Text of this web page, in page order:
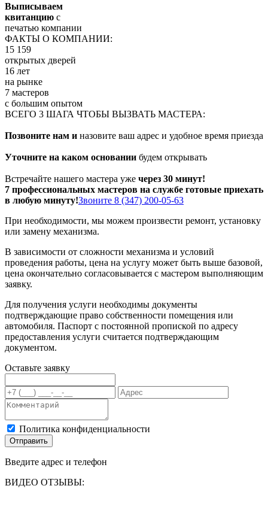
Выписываем
квитанцию с
печатью компании
ФАКТЫ О КОМПАНИИ:
15 159
открытых дверей
16 лет
на рынке
7 мастеров
с большим опытом
ВСЕГО 3 ШАГА ЧТОБЫ ВЫЗВАТЬ МАСТЕРА:
Позвоните нам и назовите ваш адрес и удобное время приезда
Уточните на каком основании будем открывать
Встречайте нашего мастера уже через 30 минут!
7 профессиональных мастеров на службе готовые приехать
в любую минуту!Звоните 8 (347) 200-05-63
При необходимости, мы можем произвести ремонт, установку
или замену механизма.
В зависимости от сложности механизма и условий
проведения работы, цена на услугу может быть выше базовой,
цена окончательно согласовывается с мастером выполняющим
заявку.
Для получения услуги необходимы документы
подтверждающие право собственности помещения или
автомобиля. Паспорт с постоянной пропиской по адресу
предоставления услуги считается подтверждающим
документом.
Оставьте заявку
Политика конфиденциальности
Отправить
Введите адрес и телефон
ВИДЕО ОТЗЫВЫ: